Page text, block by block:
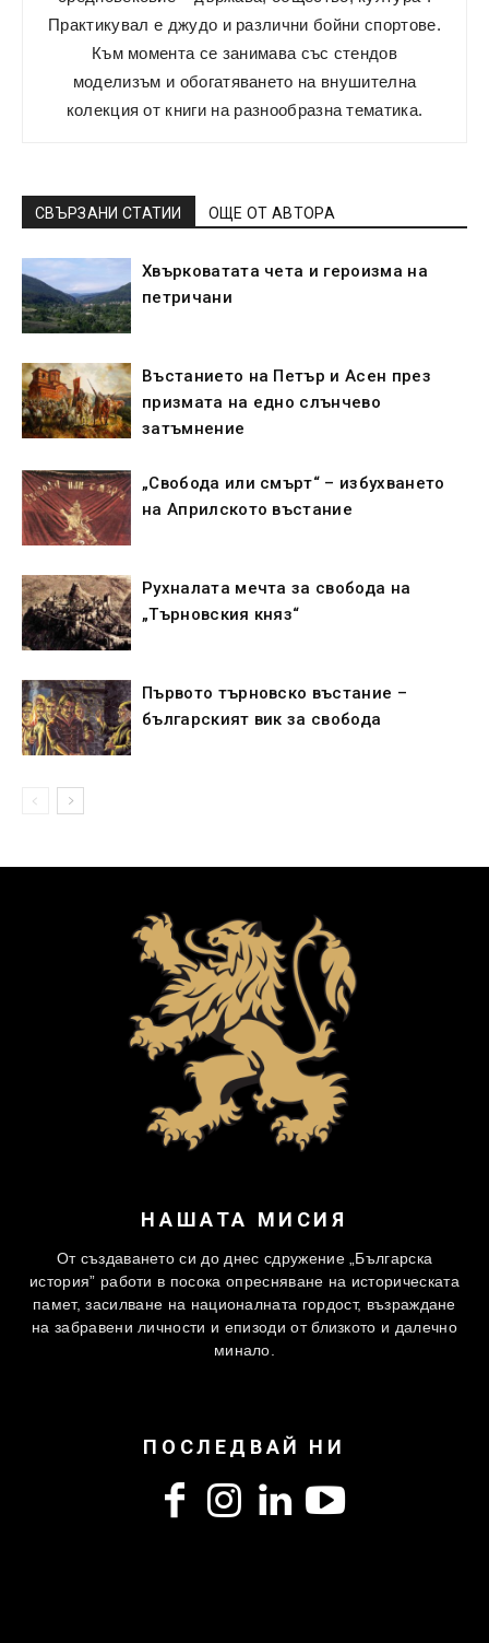
Практикувал е джудо и различни бойни спортове.
Към момента се занимава със стендов
моделизъм и обогатяването на внушителна
колекция от книги на разнообразна тематика.
СВЪРЗАНИ СТАТИИ ОЩЕ ОТ АВТОРА
Хвърковатата чета и героизма на
петричани
Въстанието на Петър и Асен през
призмата на едно слънчево
затъмнение
„Свобода или смърт“ – избухването
на Априлското въстание
Рухналата мечта за свобода на
„Търновския княз“
Първото търновско въстание –
българският вик за свобода
НАШАТА МИСИЯ
От създаването си до днес сдружение „Българска
история” работи в посока опресняване на историческата
памет, засилване на националната гордост, възраждане
на забравени личности и епизоди от близкото и далечно
минало.
ПОСЛЕДВАЙ НИ